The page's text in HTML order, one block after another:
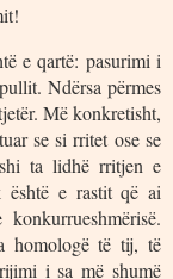
e qartë: pasurimi i
Ndërsa përmes
Më konkretisht,
se si rritet ose se
ta lidhë rritjen e
është e rastit që ai
homologë të tij, të
i sa më shumë